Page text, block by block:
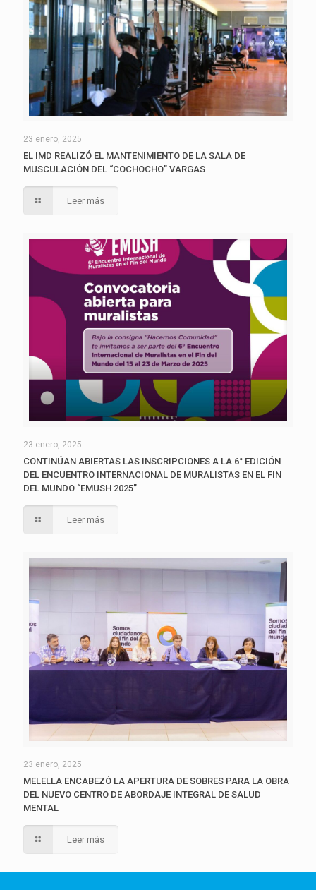
23 enero, 2025
EL IMD REALIZÓ EL MANTENIMIENTO DE LA SALA DE
MUSCULACIÓN DEL “COCHOCHO” VARGAS
Leer más
23 enero, 2025
CONTINÚAN ABIERTAS LAS INSCRIPCIONES A LA 6° EDICIÓN
DEL ENCUENTRO INTERNACIONAL DE MURALISTAS EN EL FIN
DEL MUNDO “EMUSH 2025”
Leer más
23 enero, 2025
MELELLA ENCABEZÓ LA APERTURA DE SOBRES PARA LA OBRA
DEL NUEVO CENTRO DE ABORDAJE INTEGRAL DE SALUD
MENTAL
Leer más